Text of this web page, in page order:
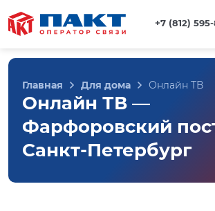
+7 (812) 595-
Главная Для дома Онлайн ТВ
Онлайн ТВ —
Фарфоровский
Санкт-Петербург